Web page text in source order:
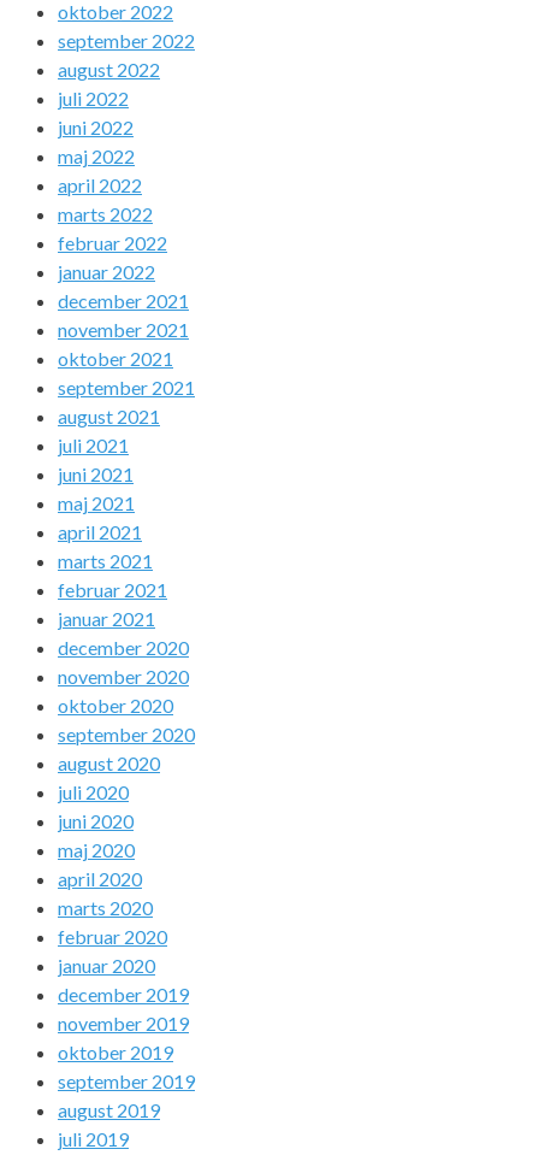
oktober 2022
september 2022
august 2022
juli 2022
juni 2022
maj 2022
april 2022
marts 2022
februar 2022
januar 2022
december 2021
november 2021
oktober 2021
september 2021
august 2021
juli 2021
juni 2021
maj 2021
april 2021
marts 2021
februar 2021
januar 2021
december 2020
november 2020
oktober 2020
september 2020
august 2020
juli 2020
juni 2020
maj 2020
april 2020
marts 2020
februar 2020
januar 2020
december 2019
november 2019
oktober 2019
september 2019
august 2019
juli 2019